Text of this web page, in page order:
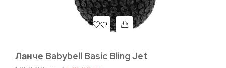
Ланче Babybell Basic Bling Jet